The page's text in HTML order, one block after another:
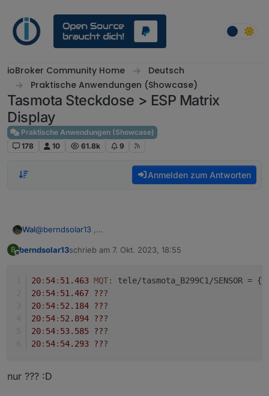
ioBroker Community Home
Deutsch
Praktische Anwendungen (Showcase)
Tasmota Steckdose > ESP Matrix
Display
Praktische Anwendungen (Showcase)
178
10 61.8k 9
Anmelden zum Antworten
Wal@berndsolar13
was ankommt.
>D
>B
;Set teleperiod to 20sec
tper=10
>T
pcur=PZ#Power_curr
print %0pcur%
B berndsolar13schrieb am 7. Okt. 2023, 18:55
zuletzt editiert von
20: 54: 51.463 MQT: tele/tasmota_B299C1/SENSOR = {
20: 54: 51.467 ???
20: 54: 52.184 ???
20: 54: 52.894 ???
20: 54: 53.585 ???
20: 54: 54.293 ???
nur ??? :D